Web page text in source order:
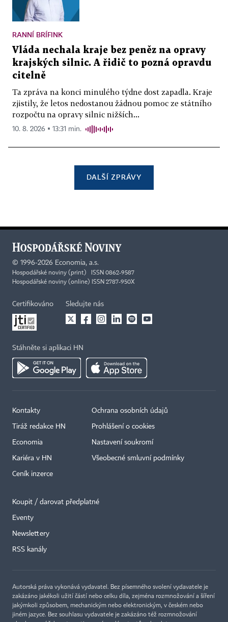
RANNÍ BRÍFINK
Vláda nechala kraje bez peněz na opravy
krajských silnic. A řidič to pozná opravdu
citelně
Ta zpráva na konci minulého týdne dost zapadla. Kraje
zjistily, že letos nedostanou žádnou pomoc ze státního
rozpočtu na opravy silnic nižších...
10. 8. 2026 ▪ 13:31 min.
DALŠÍ ZPRÁVY
© 1996-2026 Economia, a.s.
Hospodářské noviny (print) ISSN 0862-9587
Hospodářské noviny (online) ISSN 2787-950X
Certifikováno Sledujte nás
Stáhněte si aplikaci HN
Kontakty
Tiráž redakce HN
Economia
Kariéra v HN
Ceník inzerce
Ochrana osobních údajů
Prohlášení o cookies
Nastavení soukromí
Všeobecné smluvní podmínky
Koupit / darovat předplatné
Eventy
Newslettery
RSS kanály
Autorská práva vykonává vydavatel. Bez písemného svolení vydavatele je
zakázáno jakékoli užití částí nebo celku díla, zejména rozmnožování a šíření
jakýmkoli způsobem, mechanickým nebo elektronickým, v českém nebo
jiném jazyce. Bez souhlasu vydavatele je zakázáno též rozmnožování